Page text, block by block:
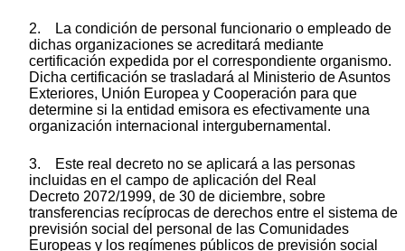
2. La condición de personal funcionario o empleado de
dichas organizaciones se acreditará mediante
certificación expedida por el correspondiente organismo.
Dicha certificación se trasladará al Ministerio de Asuntos
Exteriores, Unión Europea y Cooperación para que
determine si la entidad emisora es efectivamente una
organización internacional intergubernamental.
3. Este real decreto no se aplicará a las personas
incluidas en el campo de aplicación del Real
Decreto 2072/1999, de 30 de diciembre, sobre
transferencias recíprocas de derechos entre el sistema de
previsión social del personal de las Comunidades
Europeas y los regímenes públicos de previsión social